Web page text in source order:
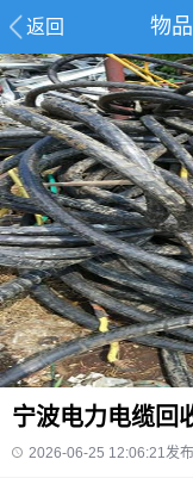
返回 物
宁波电力电缆回
2026-06-25 12:06:21发布